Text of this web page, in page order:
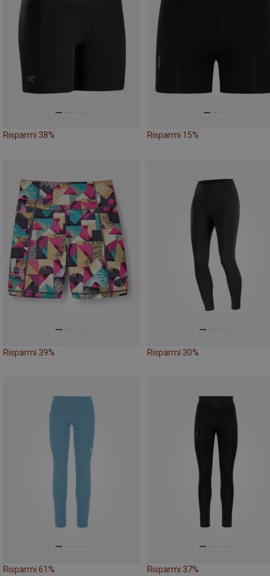
Risparmi 38% Risparmi 15%
Risparmi 39% Risparmi 30%
Risparmi 61% Risparmi 37%